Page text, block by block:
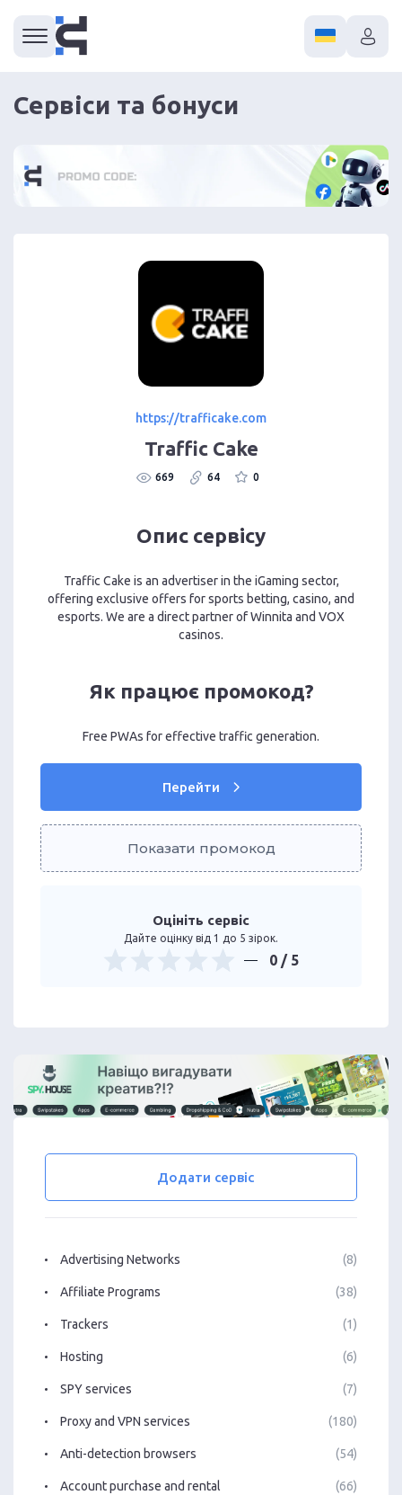
Сервіси та бонуси
https://trafficake.com
Traffic Cake
669 64 0
Опис сервісу
Traffic Cake is an advertiser in the iGaming sector,
offering exclusive offers for sports betting, casino, and
esports. We are a direct partner of Winnita and VOX
casinos.
Як працює промокод?
Free PWAs for effective traffic generation.
Перейти
Показати промокод
Оцініть сервіс
Дайте оцінку від 1 до 5 зірок.
0 / 5
Додати сервіс
Advertising Networks (8)
Affiliate Programs (38)
Trackers (1)
Hosting (6)
SPY services (7)
Proxy and VPN services (180)
Anti-detection browsers (54)
Account purchase and rental (66)